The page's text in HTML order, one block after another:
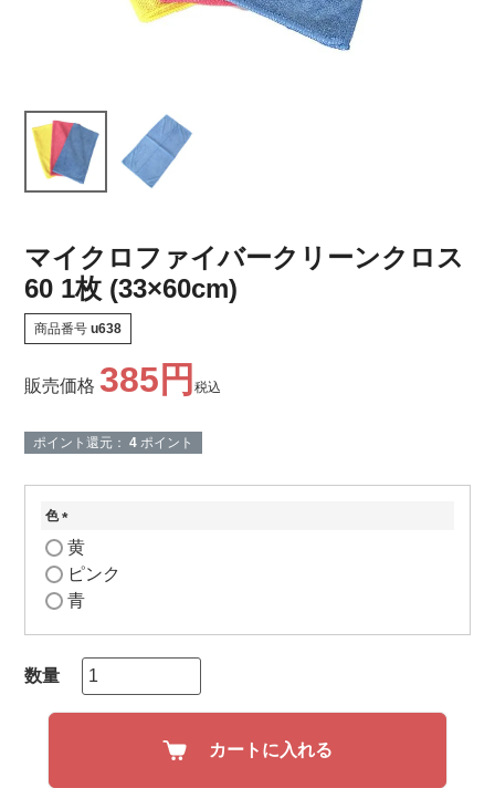
マイクロファイバークリーンクロス
60 1枚 (33×60cm)
商品番号 u638
販売価格 385 税込
ポイント還元： 4 ポイント
色
必
須
)
黄
ピンク
青
カートに入れる